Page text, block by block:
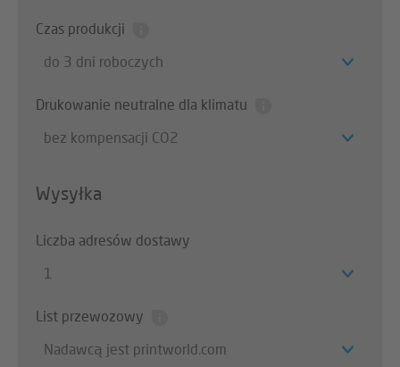
Czas produkcji
do 3 dni roboczych
Drukowanie neutralne dla klimatu
bez kompensacji CO2
Wysyłka
Liczba adresów dostawy
1
List przewozowy
Nadawcą jest printworld.com